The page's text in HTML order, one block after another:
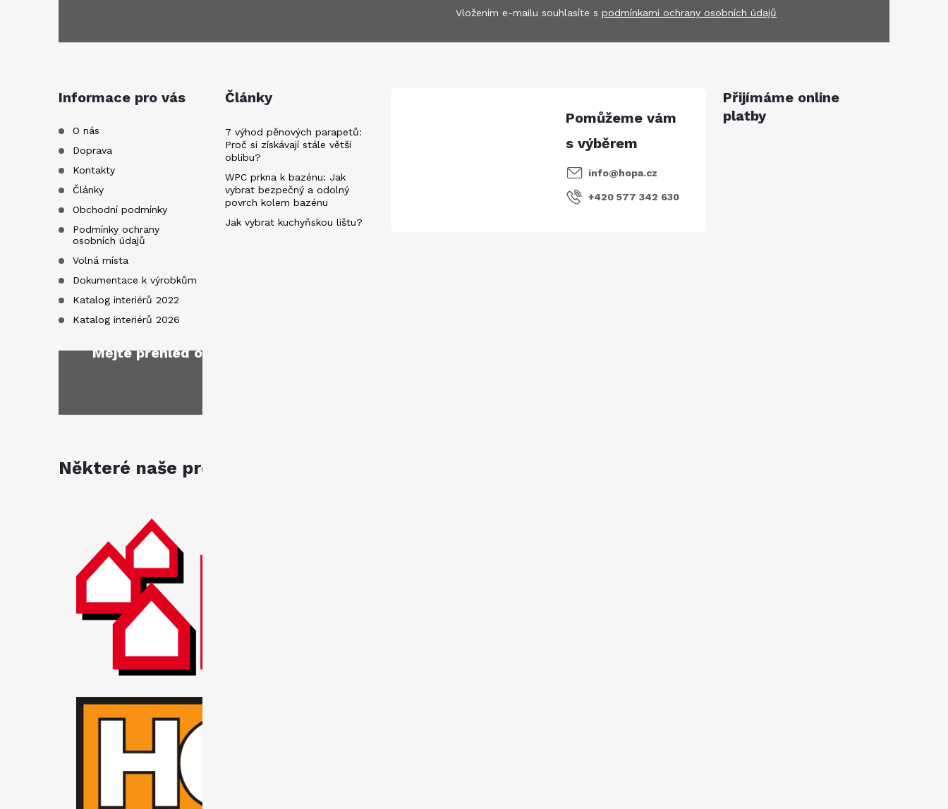
Vložením e-mailu souhlasíte s podmínkami ochrany osobních údajů
Informace pro vás
O nás
Doprava
Kontakty
Články
Obchodní podmínky
Podmínky ochrany
osobních údajů
Volná místa
Dokumentace k výrobkům
Katalog interiérů 2022
Katalog interiérů 2026
Články
7 výhod pěnových parapetů:
Proč si získávají stále větší
oblibu?
WPC prkna k bazénu: Jak
vybrat bezpečný a odolný
povrch kolem bazénu
Jak vybrat kuchyňskou lištu?
info@hopa.cz
+420 577 342 630
Přijímáme online
platby
Mějte přehled o novinkách
Některé naše produkty jsou k dostání na těchto prodejnách: